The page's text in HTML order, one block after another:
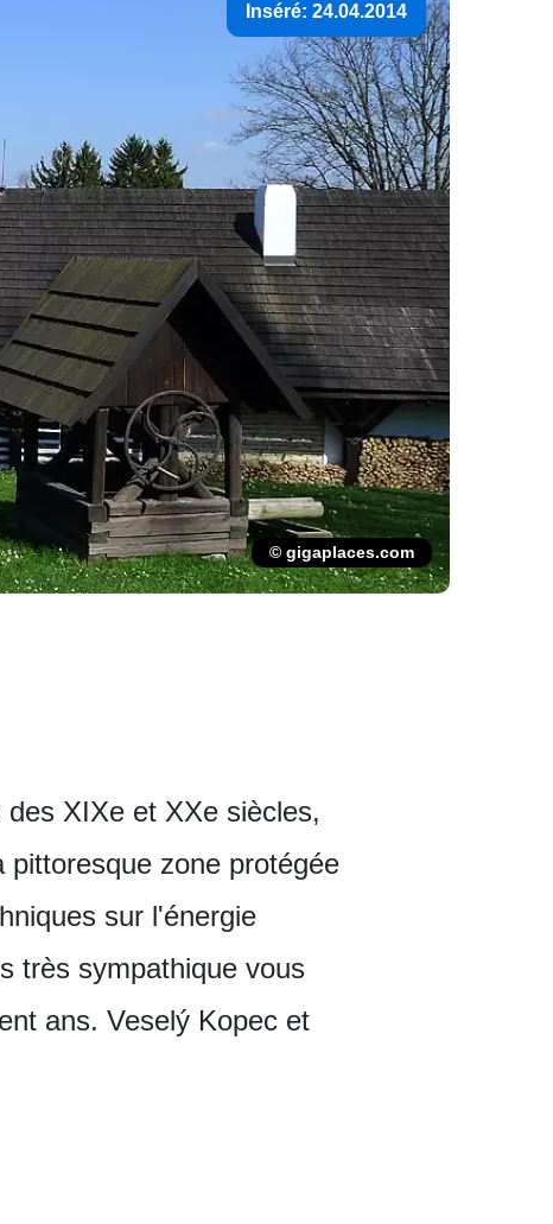
Inséré: 24.04.2014
© gigaplaces.com
XIXe et XXe siècles,
zone protégée
sur l'énergie
très sympathique vous
ans. Veselý Kopec et